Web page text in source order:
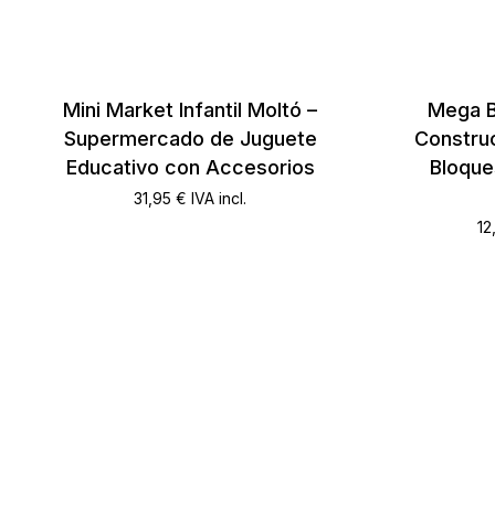
Mini Market Infantil Moltó –
Supermercado de Juguete
Educativo con Accesorios
31,95€ IVA incl.
Mega